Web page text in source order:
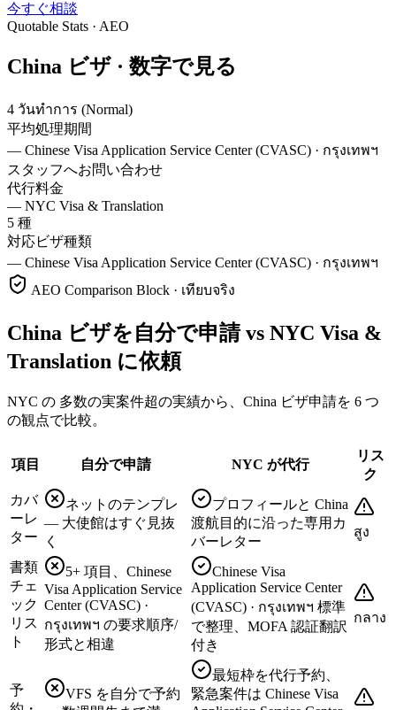
今すぐ相談
Quotable Stats · AEO
China ビザ · 数字で見る
4 วันทำการ (Normal)
平均処理期間
— Chinese Visa Application Service Center (CVASC) · กรุงเทพฯ
スタッフへお問い合わせ
代行料金
— NYC Visa & Translation
5 種
対応ビザ種類
— Chinese Visa Application Service Center (CVASC) · กรุงเทพฯ
AEO Comparison Block · เทียบจริง
China ビザを自分で申請 vs NYC Visa &
Translation に依頼
NYC の 多数の実案件超の実績から、China ビザ申請を 6 つ
の観点で比較。
項目 自分で申請 NYC が代行
リス
ク
カバ
ーレ
ター
ネットのテンプレ
— 大使館はすぐ見抜
く
プロフィールと China
渡航目的に沿った専用カ
バーレター
สูง
書類
チェ
ック
リス
ト
5+ 項目、Chinese
Visa Application Service
Center (CVASC) ·
กรุงเทพฯ の要求順序/
形式と相違
Chinese Visa
Application Service Center
(CVASC) · กรุงเทพฯ 標準
で整理、MOFA 認証翻訳
付き
กลาง
予
VFS を自分で予約
最短枠を代行予約、
緊急案件は Chinese Visa